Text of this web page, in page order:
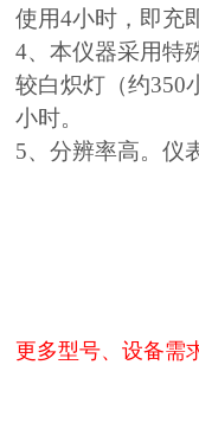
使用4小时，即充
4、本仪器采用特
较白炽灯（约350
小时。
5、分辨率高。仪
更多型号、设备需